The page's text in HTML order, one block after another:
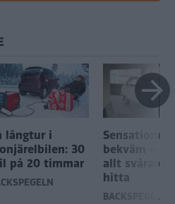
långtur i
30
på 20 timmar
Sensationellt
bekväm –
allt svårare
hitta
BACKSPEGELN